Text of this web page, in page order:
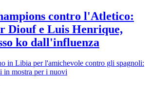
contro l'Atletico:
Diouf e Luis Henrique,
ko dall'influenza
in Libia per l'amichevole contro gli spagnoli:
in mostra per i nuovi